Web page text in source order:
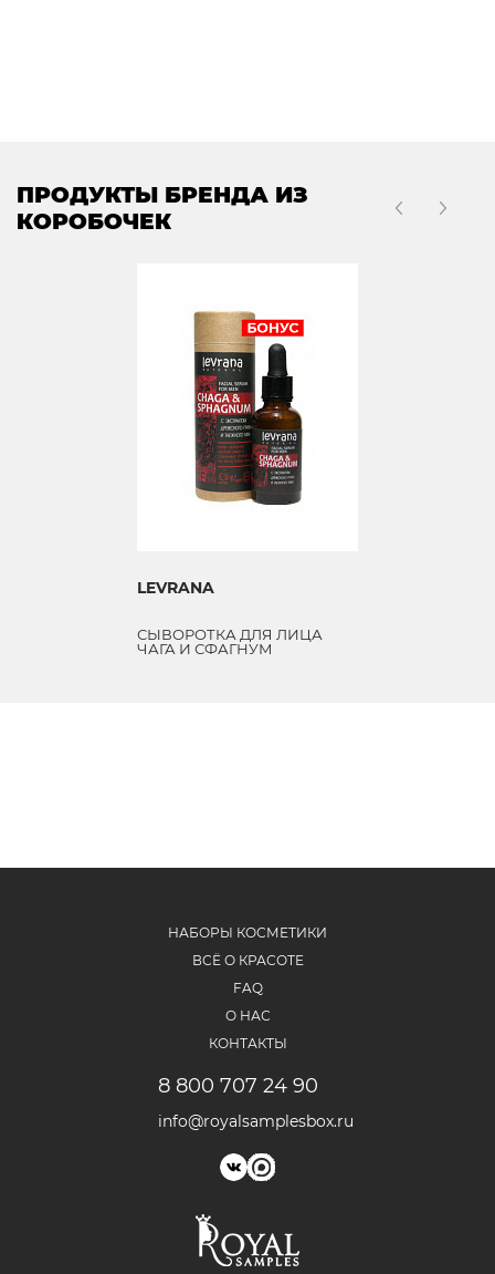
ПРОДУКТЫ БРЕНДА ИЗ
КОРОБОЧЕК
LEVRANA
СЫВОРОТКА ДЛЯ ЛИЦА
ЧАГА И СФАГНУМ
НАБОРЫ КОСМЕТИКИ
ВСЁ О КРАСОТЕ
FAQ
О НАС
КОНТАКТЫ
8 800 707 24 90
info@royalsamplesbox.ru